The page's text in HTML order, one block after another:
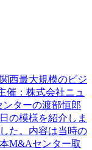
西最大規模のビジ
催：株式会社ニュ
ターの渡部恒郎
の模様を紹介しま
た。内容は当時の
M&Aセンター取